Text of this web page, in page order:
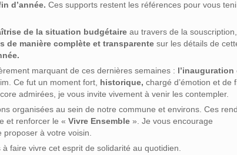
d’année. Ces supports restent les références pour vous
de la situation budgétaire au travers de la souscription,
de manière complète et transparente sur les détails de
marquant de ces dernières semaines :
l’inauguration
Ce fut un moment fort, historique, chargé d’émotion et de
admirées, je vous invite vivement à venir les contempler.
organisées au sein de notre commune et environs. Ces
et renforcer le «Vivre Ensemble ». Je vous encourage
proposer à votre voisin.
faire vivre cet esprit de solidarité au quotidien.